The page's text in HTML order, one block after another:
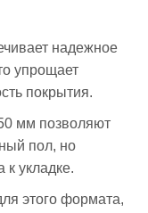
надежное
упрощает
покрытия.
мм позволяют
пол, но
к укладке.
этого формата,